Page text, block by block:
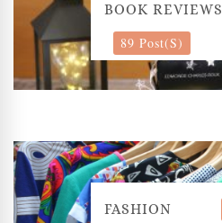
BOOK REVIEWS
89 Post(s)
FASHION